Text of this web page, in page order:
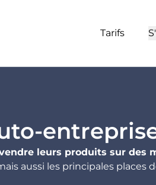
Tarifs
leurs produits sur des
aussi les principales places